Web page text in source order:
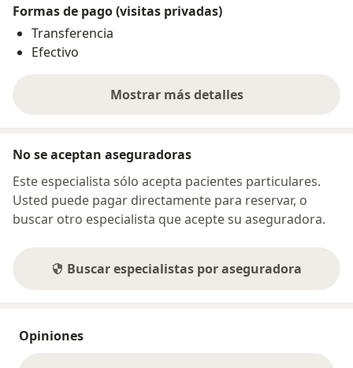
Formas de pago (visitas privadas)
Transferencia
Efectivo
Mostrar más detalles
sobre la dirección
No se aceptan aseguradoras
Este especialista sólo acepta pacientes particulares.
Usted puede pagar directamente para reservar, o
buscar otro especialista que acepte su aseguradora.
Buscar especialistas por aseguradora
Opiniones